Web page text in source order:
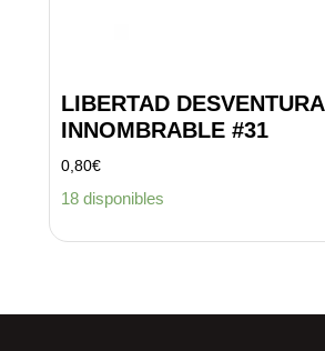
LIBERTAD DESVENTURA
INNOMBRABLE #31
0,80€
18 disponibles